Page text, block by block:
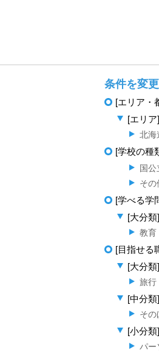
条件を変
[エリア・
[エリア]
北海
[学校の種
国
その
[学べる学
[大分類]
教育
[目指せる
[大分類]
旅行
[中分類]
その
[小分類]
パー